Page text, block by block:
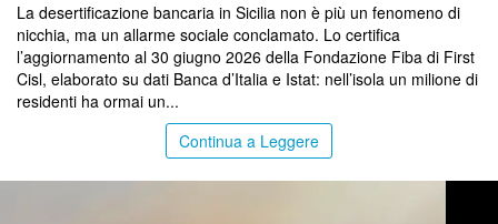
La desertificazione bancaria in Sicilia non è più un fenomeno di
nicchia, ma un allarme sociale conclamato. Lo certifica
l’aggiornamento al 30 giugno 2026 della Fondazione Fiba di First
Cisl, elaborato su dati Banca d’Italia e Istat: nell’isola un milione di
residenti ha ormai un...
Continua a Leggere